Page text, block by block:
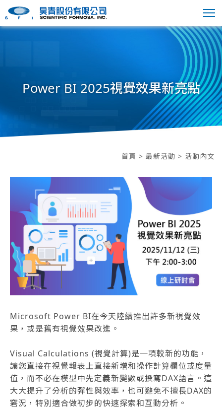
Power BI 2025視覺效果新亮點
首頁 > 最新活動 > 活動內文
Microsoft Power BI在今天陸續推出許多新視覺效
果，或是舊有視覺效果改進。
Visual Calculations (視覺計算)是一項較新的功能，
讓您直接在視覺報表上直接新增和操作計算欄位或度量
值，而不必在模型中先定義新變數或撰寫DAX語言。這
大大提升了分析的彈性與效率，也可避免不擅長DAX的
窘況，特別適合做初步的快速探索和互動分析。